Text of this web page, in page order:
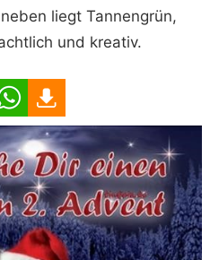
liegt Tannengrün,
und kreativ.